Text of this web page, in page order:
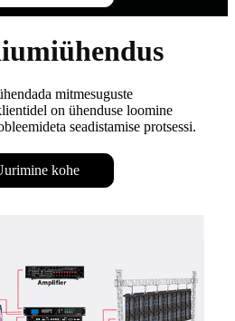
mitmesuguste
on ühenduse loomine
seadistamise protsessi.
kohe